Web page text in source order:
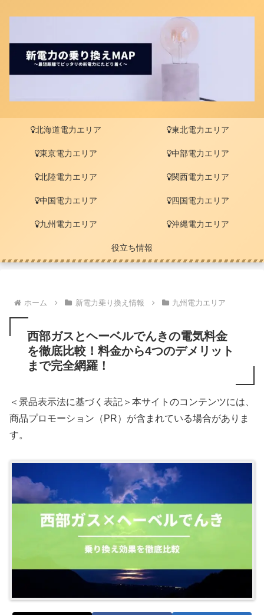
北海道電力エリア 東北電力エリア
東京電力エリア 中部電力エリア
北陸電力エリア 関西電力エリア
中国電力エリア 四国電力エリア
九州電力エリア 沖縄電力エリア
役立ち情報
ホーム 新電力乗り換え情報 九州電力エリア
西部ガスとヘーベルでんきの電気料金
を徹底比較！料金から4つのデメリット
まで完全網羅！
＜景品表示法に基づく表記＞本サイトのコンテンツには、
商品プロモーション（PR）が含まれている場合がありま
す。